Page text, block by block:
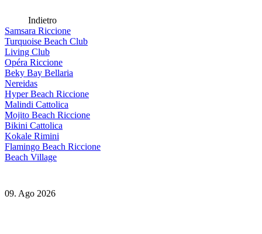
Indietro
Samsara Riccione
Turquoise Beach Club
Living Club
Opéra Riccione
Beky Bay Bellaria
Nereidas
Hyper Beach Riccione
Malindi Cattolica
Mojito Beach Riccione
Bikini Cattolica
Kokale Rimini
Flamingo Beach Riccione
Beach Village
09. Ago 2026